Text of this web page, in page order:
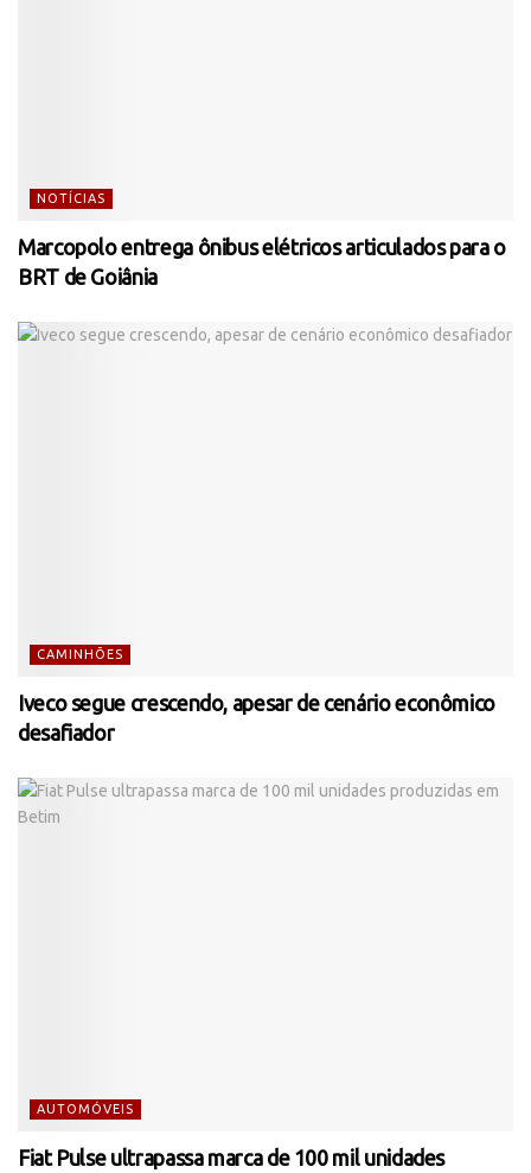
NOTÍCIAS
Marcopolo entrega ônibus elétricos articulados para o
BRT de Goiânia
CAMINHÕES
Iveco segue crescendo, apesar de cenário econômico
desafiador
AUTOMÓVEIS
Fiat Pulse ultrapassa marca de 100 mil unidades